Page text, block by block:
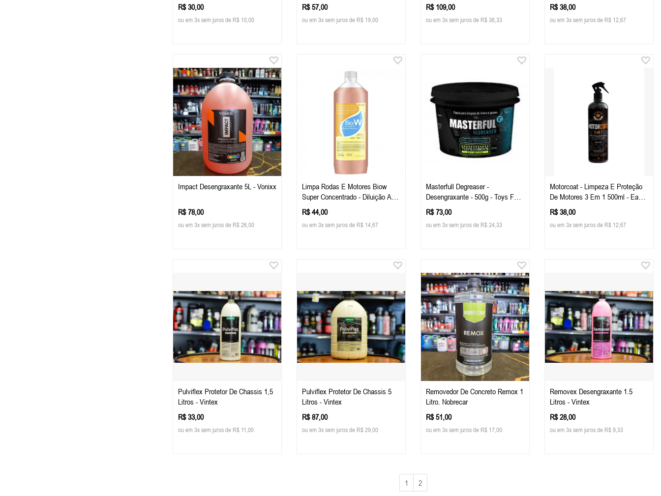
R$ 30,00
ou em 3x sem juros de R$ 10,00
R$ 57,00
ou em 3x sem juros de R$ 19,00
R$ 109,00
ou em 3x sem juros de R$ 36,33
R$ 38,00
ou em 3x sem juros de R$ 12,67
Impact Desengraxante 5L - Vonixx
R$ 78,00
ou em 3x sem juros de R$ 26,00
Limpa Rodas E Motores Biow
Super Concentrado - Diluição Até
1:60 - (1 Litro) - Alcance
R$ 44,00
ou em 3x sem juros de R$ 14,67
Masterfull Degreaser -
Desengraxante - 500g - Toys For
Boys
R$ 73,00
ou em 3x sem juros de R$ 24,33
Motorcoat - Limpeza E Proteção
De Motores 3 Em 1 500ml - Easy
Tech
R$ 38,00
ou em 3x sem juros de R$ 12,67
Pulviflex Protetor De Chassis 1,5
Litros - Vintex
R$ 33,00
ou em 3x sem juros de R$ 11,00
Pulviflex Protetor De Chassis 5
Litros - Vintex
R$ 87,00
ou em 3x sem juros de R$ 29,00
Removedor De Concreto Remox 1
Litro. Nobrecar
R$ 51,00
ou em 3x sem juros de R$ 17,00
Removex Desengraxante 1.5
Litros - Vintex
R$ 28,00
ou em 3x sem juros de R$ 9,33
1 2